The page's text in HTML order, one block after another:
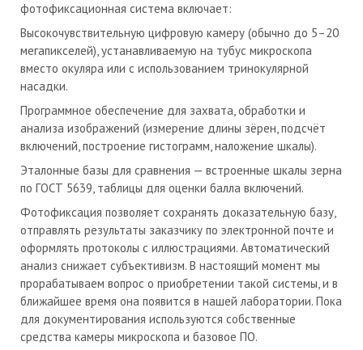
фотофиксационная система включает:
Высокочувствительную цифровую камеру (обычно до 5–20
мегапикселей), устанавливаемую на тубус микроскопа
вместо окуляра или с использованием тринокулярной
насадки.
Программное обеспечение для захвата, обработки и
анализа изображений (измерение длины зёрен, подсчёт
включений, построение гистограмм, наложение шкалы).
Эталонные базы для сравнения — встроенные шкалы зерна
по ГОСТ 5639, таблицы для оценки балла включений.
Фотофиксация позволяет сохранять доказательную базу,
отправлять результаты заказчику по электронной почте и
оформлять протоколы с иллюстрациями. Автоматический
анализ снижает субъективизм. В настоящий момент мы
прорабатываем вопрос о приобретении такой системы, и в
ближайшее время она появится в нашей лаборатории. Пока
для документирования используются собственные
средства камеры микроскопа и базовое ПО.